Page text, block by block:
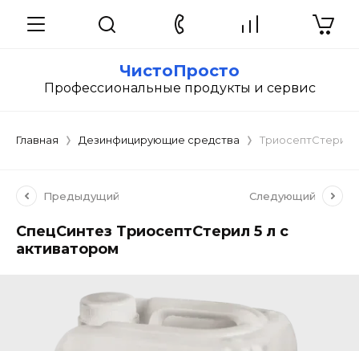
ЧистоПросто
Профессиональные продукты и сервис
Главная Дезинфицирующие средства ТриосептСтерил
Предыдущий Следующий
СпецСинтез ТриосептСтерил 5 л с
активатором